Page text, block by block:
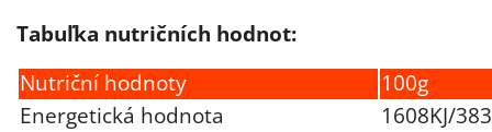
Tabuľka nutričních hodnot:
Nutriční hodnoty
100g
Energetická hodnota
1608KJ/